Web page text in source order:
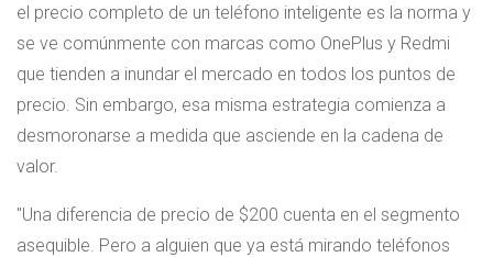
el precio completo de un teléfono inteligente es la norma y
se ve comúnmente con marcas como OnePlus y Redmi
que tienden a inundar el mercado en todos los puntos de
precio. Sin embargo, esa misma estrategia comienza a
desmoronarse a medida que asciende en la cadena de
valor.
Una diferencia de precio de $200 cuenta en el segmento
asequible. Pero a alguien que ya está mirando teléfonos